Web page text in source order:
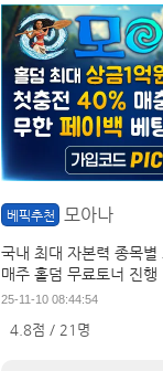
베픽추천 모아나
국내 최대 자본력 종목별
매주 홀덤 무료토너 진
25-11-10 08:44:54
4.8점 / 21명